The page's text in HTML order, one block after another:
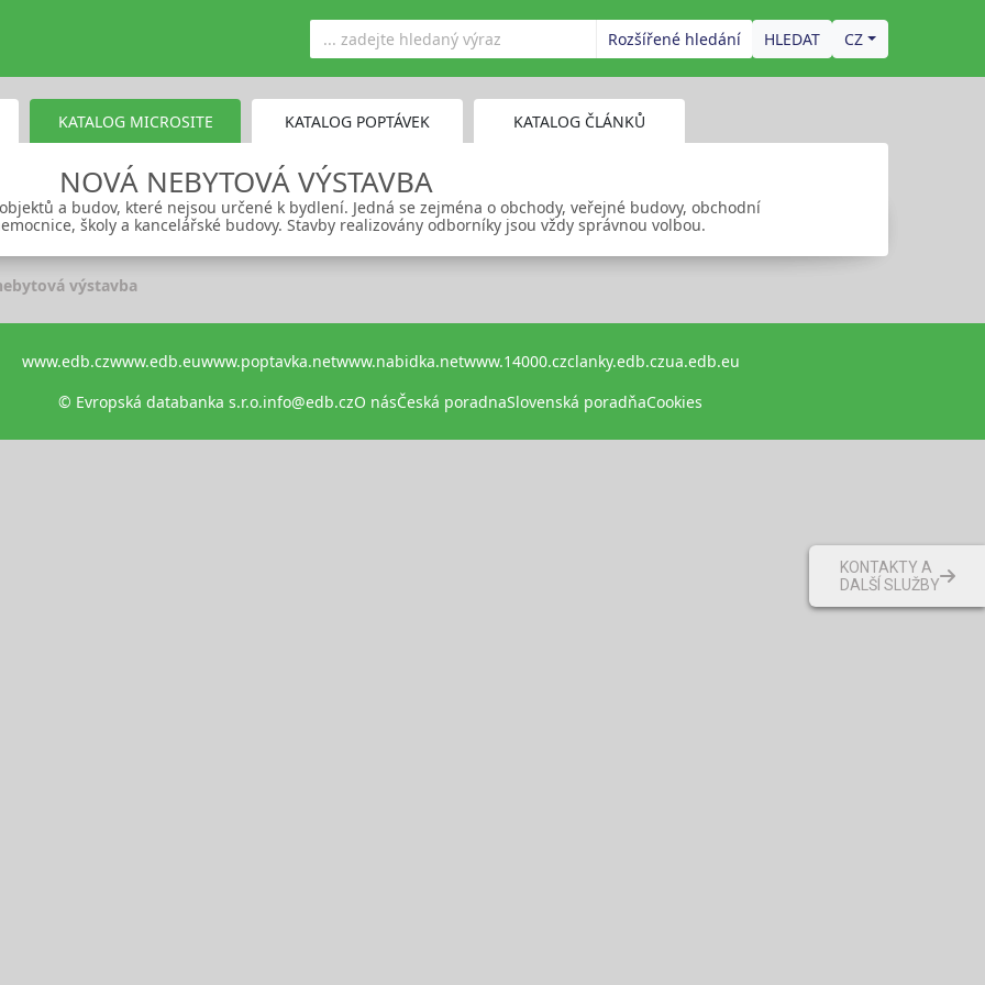
Rozšířené hledání CZ
KATALOG MICROSITE KATALOG POPTÁVEK KATALOG ČLÁNKŮ
NOVÁ NEBYTOVÁ VÝSTAVBA
a budov, které nejsou určené k bydlení. Jedná se zejména o obchody, veřejné budovy, obchodní
školy a kancelářské budovy. Stavby realizovány odborníky jsou vždy správnou volbou.
výstavba
www.edb.czwww.edb.euwww.poptavka.netwww.nabidka.netwww.14000.czclanky.edb.czua.edb.eu
© Evropská databanka s.r.o.info@edb.czO násČeská poradnaSlovenská poradňaCookies
KONTAKTY A
DALŠÍ SLUŽBY